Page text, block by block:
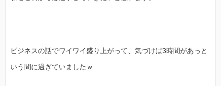
ビジネスの話でワイワイ盛り上がって、気づけば3時間があっと
いう間に過ぎていましたｗ